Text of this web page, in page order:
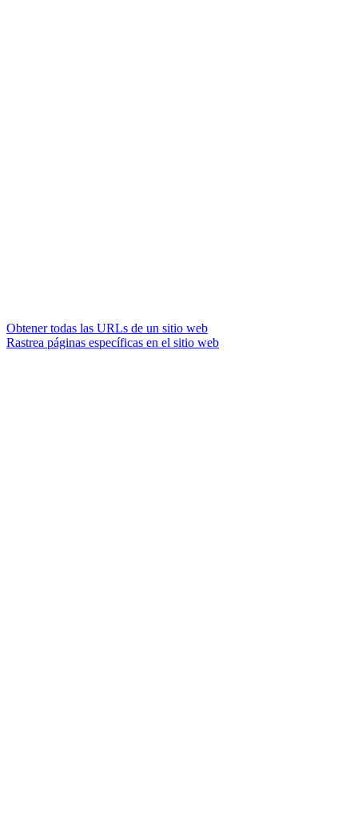
Obtener todas las URLs de un sitio web
Rastrea páginas específicas en el sitio web